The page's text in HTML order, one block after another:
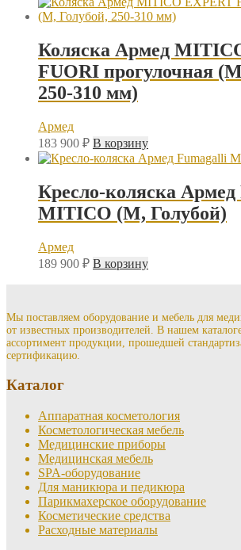
Коляска Армед
FUORI прогулочная
250-310 мм)
Армед
183 900 ₽ В корзину
Кресло-коляска
MITICO (M, Голубой)
Армед
189 900 ₽ В корзину
Мы поставляем оборудование и мебель для
от известных производителей. В нашем
ассортимент продукции, прошедшей
сертификацию.
Каталог
Аппаратная косметология
Косметологическая мебель
Медицинские приборы
Медицинская мебель
SPA-оборудование
Для маникюра и педикюра
Парикмахерское оборудование
Косметические средства
Расходные материалы